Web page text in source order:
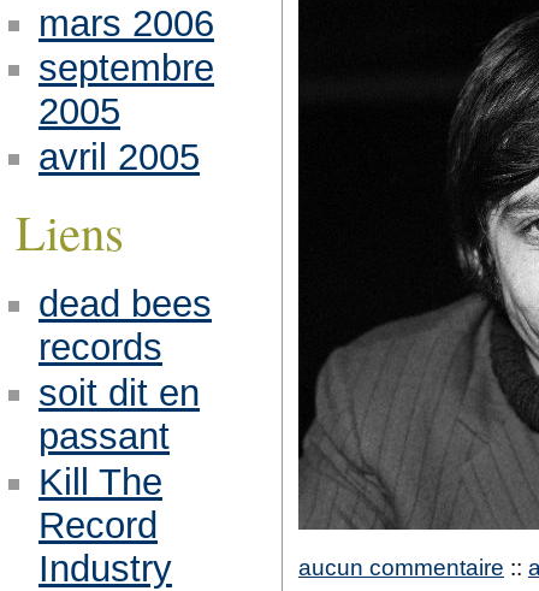
aucun commentaire ::
mars 2006
septembre
2005
avril 2005
Liens
dead bees
records
soit dit en
passant
Kill The
Record
Industry